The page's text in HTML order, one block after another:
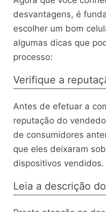
desvantagens, é
escolher um bom
algumas dicas que
processo:
Verifique a
Antes de efetuar a
reputação do
de consumidores
que eles deixaram
dispositivos vendidos.
Leia a descrição